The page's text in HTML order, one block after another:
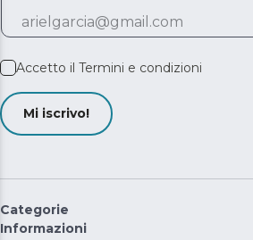
Accetto il Termini e condizioni
Mi iscrivo!
Categorie
Informazioni